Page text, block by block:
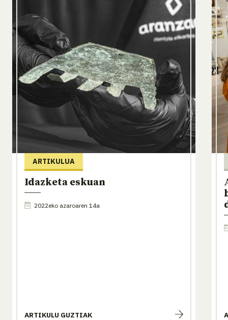
ARTIKULUA
Idazketa eskuan
2022eko azaroaren 14a
ARTIKULU GUZTIAK